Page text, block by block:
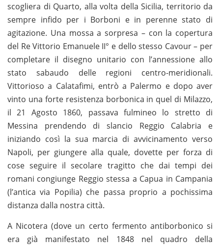
scogliera di Quarto, alla volta della Sicilia, territorio da
sempre infido per i Borboni e in perenne stato di
agitazione. Una mossa a sorpresa – con la copertura
del Re Vittorio Emanuele II° e dello stesso Cavour – per
completare il disegno unitario con l’annessione allo
stato sabaudo delle regioni centro-meridionali.
Vittorioso a Calatafimi, entrò a Palermo e dopo aver
vinto una forte resistenza borbonica in quel di Milazzo,
il 21 Agosto 1860, passava fulmineo lo stretto di
Messina prendendo di slancio Reggio Calabria e
iniziando così la sua marcia di avvicinamento verso
Napoli, per giungere alla quale, dovette per forza di
cose seguire il secolare tragitto che dai tempi dei
romani congiunge Reggio stessa a Capua in Campania
(l’antica via Popilia) che passa proprio a pochissima
distanza dalla nostra città.
A Nicotera (dove un certo fermento antiborbonico si
era già manifestato nel 1848 nel quadro della